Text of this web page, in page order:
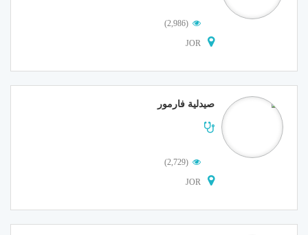
(2,986)
JOR
صيدلية فارمور
(2,729)
JOR